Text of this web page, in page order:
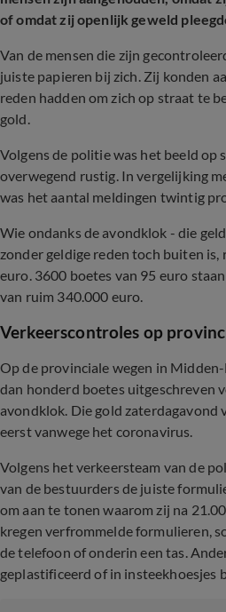
of omdat zij openlijk geweld
Van de mensen die zijn
juiste papieren bij zich. Zij konden
reden hadden om zich op straat te
gold.
Volgens de politie was het beeld op
overwegend rustig. In vergelijking
was het aantal meldingen twintig
Wie ondanks de avondklok - die
zonder geldige reden toch buiten is,
euro. 3600 boetes van 95 euro
van ruim 340.000 euro.
Verkeerscontroles op
Op de provinciale wegen in
dan honderd boetes uitgeschreven
avondklok. Die gold zaterdagavond
eerst vanwege het coronavirus.
Volgens het verkeersteam van de
van de bestuurders de juiste
om aan te tonen waarom zij na
kregen verfrommelde formulieren,
de telefoon of onderin een tas.
geplastificeerd of in insteekhoesjes